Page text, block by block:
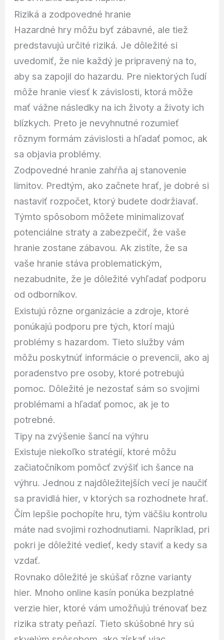
Riziká a zodpovedné hranie
Hazardné hry môžu byť zábavné, ale tiež
predstavujú určité riziká. Je dôležité si
uvedomiť, že nie každý je pripravený na to,
aby sa zapojil do hazardu. Pre niektorých ľudí
môže hranie viesť k závislosti, ktorá môže
mať vážne následky na ich životy a životy ich
blízkych. Preto je nevyhnutné rozumieť
rôznym formám závislosti a hľadať pomoc, ak
sa objavia problémy.
Zodpovedné hranie zahŕňa aj stanovenie
limitov. Predtým, ako začnete hrať, je dobré si
nastaviť rozpočet, ktorý budete dodržiavať.
Týmto spôsobom môžete minimalizovať
potenciálne straty a zabezpečiť, že vaše
hranie zostane zábavou. Ak zistíte, že sa
vaše hranie stáva problematickým,
nezabudnite, že je dôležité vyhľadať podporu
od odborníkov.
Existujú rôzne organizácie a zdroje, ktoré
ponúkajú podporu pre tých, ktorí majú
problémy s hazardom. Tieto služby vám
môžu poskytnúť informácie o prevencii, ako aj
poradenstvo pre osoby, ktoré potrebujú
pomoc. Dôležité je nezostať sám so svojimi
problémami a hľadať pomoc, ak je to
potrebné.
Tipy na zvýšenie šancí na výhru
Existuje niekoľko stratégií, ktoré môžu
začiatočníkom pomôcť zvýšiť ich šance na
výhru. Jednou z najdôležitejších vecí je naučiť
sa pravidlá hier, v ktorých sa rozhodnete hrať.
Čím lepšie pochopíte hru, tým väčšiu kontrolu
máte nad svojimi rozhodnutiami. Napríklad, pri
pokri je dôležité vedieť, kedy staviť a kedy sa
vzdať.
Rovnako dôležité je skúšať rôzne varianty
hier. Mnoho online kasín ponúka bezplatné
verzie hier, ktoré vám umožňujú trénovať bez
rizika straty peňazí. Tieto skúšobné hry sú